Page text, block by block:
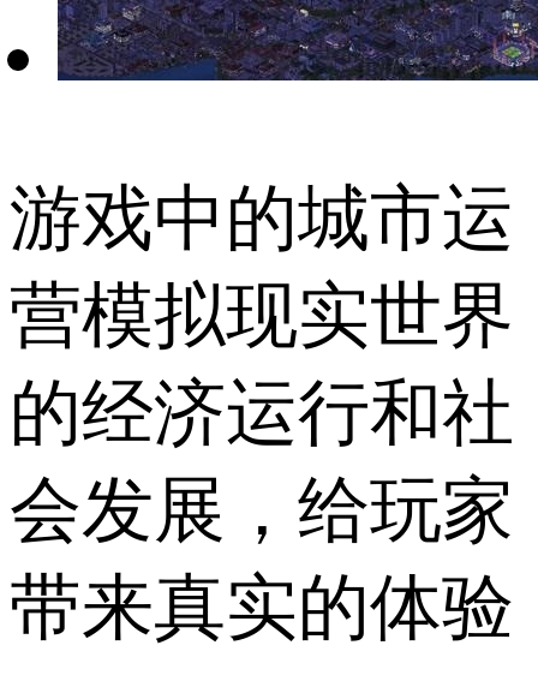
游戏中的城市运
营模拟现实世界
的经济运行和社
会发展，给玩家
带来真实的体验